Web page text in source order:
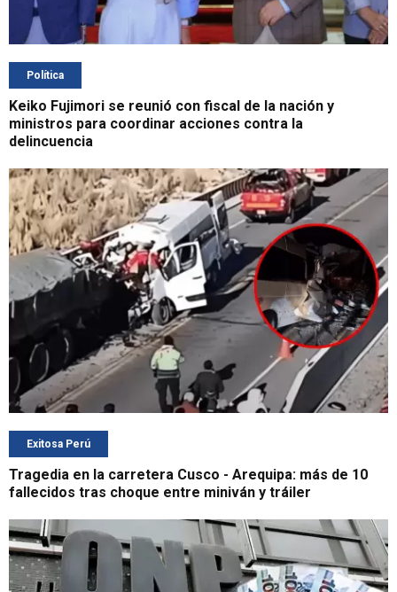
Política
Keiko Fujimori se reunió con fiscal de la nación y
ministros para coordinar acciones contra la
delincuencia
Exitosa Perú
Tragedia en la carretera Cusco - Arequipa: más de 10
fallecidos tras choque entre miniván y tráiler